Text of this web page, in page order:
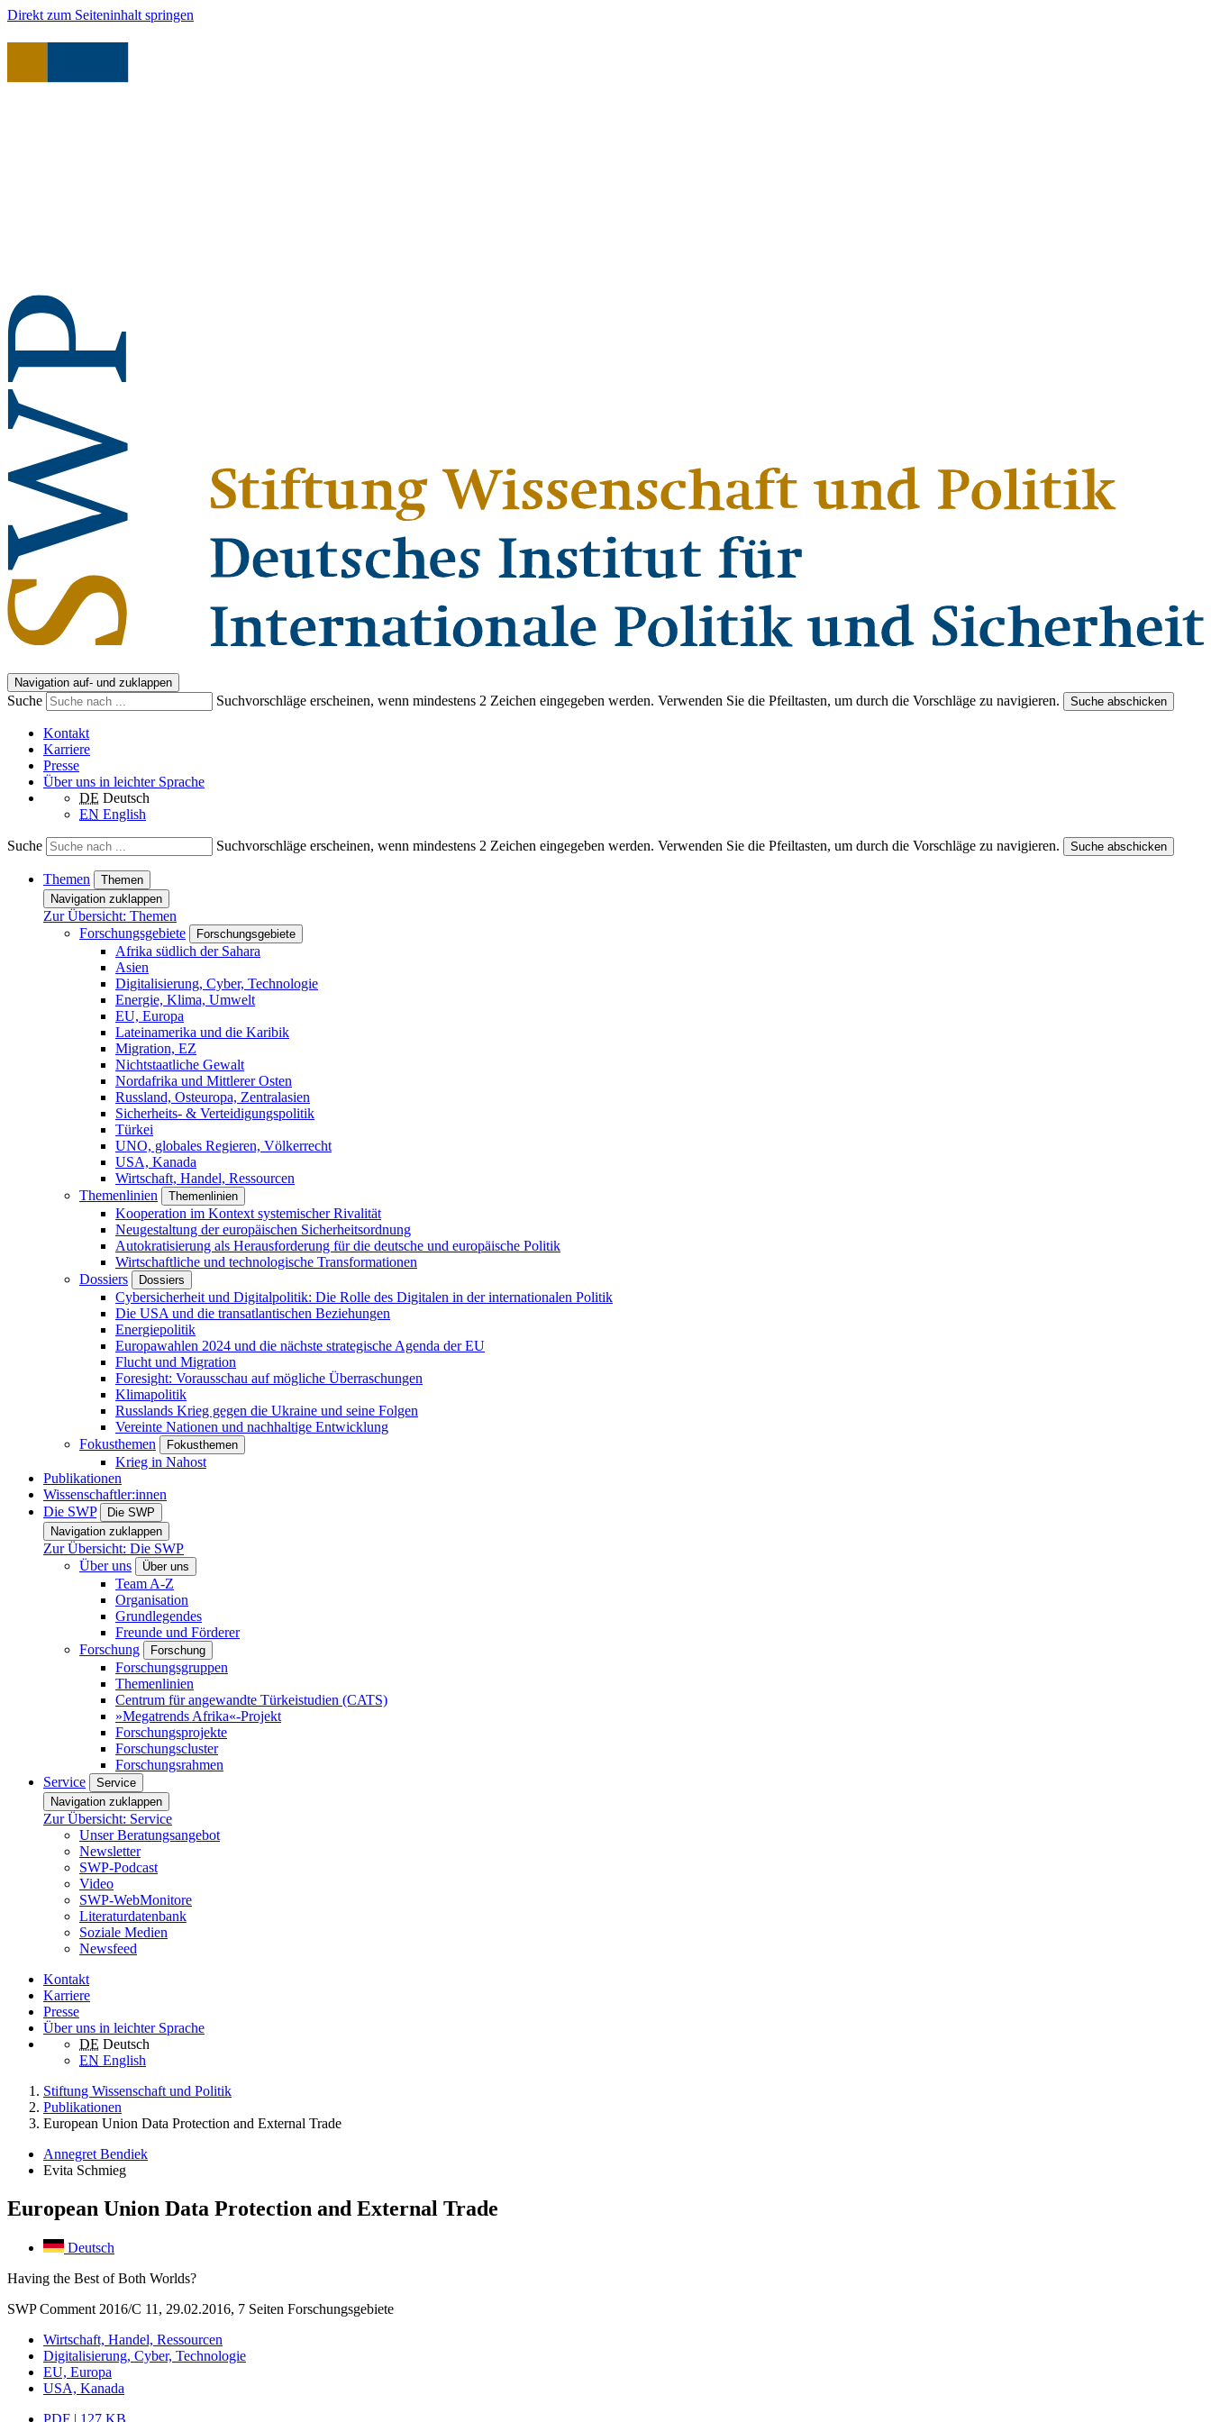
Direkt zum Seiteninhalt springen
Navigation auf- und zuklappen
Suche Suchvorschläge erscheinen, wenn mindestens 2 Zeichen eingegeben werden. Verwenden Sie die Pfeiltasten, um durch die Vorschläge zu navigieren. Suche abschicken
Kontakt
Karriere
Presse
Über uns in leichter Sprache
DE Deutsch
EN English
Suche Suchvorschläge erscheinen, wenn mindestens 2 Zeichen eingegeben werden. Verwenden Sie die Pfeiltasten, um durch die Vorschläge zu navigieren. Suche abschicken
Themen
Themen
Navigation zuklappen
Zur Übersicht: Themen
Forschungsgebiete
Forschungsgebiete
Afrika südlich der Sahara
Asien
Digitalisierung, Cyber, Technologie
Energie, Klima, Umwelt
EU, Europa
Lateinamerika und die Karibik
Migration, EZ
Nichtstaatliche Gewalt
Nordafrika und Mittlerer Osten
Russland, Osteuropa, Zentralasien
Sicherheits- & Verteidigungspolitik
Türkei
UNO, globales Regieren, Völkerrecht
USA, Kanada
Wirtschaft, Handel, Ressourcen
Themenlinien
Themenlinien
Kooperation im Kontext systemischer Rivalität
Neugestaltung der europäischen Sicherheitsordnung
Autokratisierung als Herausforderung für die deutsche und europäische Politik
Wirtschaftliche und technologische Transformationen
Dossiers
Dossiers
Cybersicherheit und Digitalpolitik: Die Rolle des Digitalen in der internationalen Politik
Die USA und die transatlantischen Beziehungen
Energiepolitik
Europawahlen 2024 und die nächste strategische Agenda der EU
Flucht und Migration
Foresight: Vorausschau auf mögliche Überraschungen
Klimapolitik
Russlands Krieg gegen die Ukraine und seine Folgen
Vereinte Nationen und nachhaltige Entwicklung
Fokusthemen
Fokusthemen
Krieg in Nahost
Publikationen
Wissenschaftler:innen
Die SWP
Die SWP
Navigation zuklappen
Zur Übersicht: Die SWP
Über uns
Über uns
Team A-Z
Organisation
Grundlegendes
Freunde und Förderer
Forschung
Forschung
Forschungsgruppen
Themenlinien
Centrum für angewandte Türkeistudien (CATS)
»Megatrends Afrika«-Projekt
Forschungsprojekte
Forschungscluster
Forschungsrahmen
Service
Service
Navigation zuklappen
Zur Übersicht: Service
Unser Beratungsangebot
Newsletter
SWP-Podcast
Video
SWP-WebMonitore
Literaturdatenbank
Soziale Medien
Newsfeed
Kontakt
Karriere
Presse
Über uns in leichter Sprache
DE Deutsch
EN English
Stiftung Wissenschaft und Politik
Publikationen
European Union Data Protection and External Trade
Annegret Bendiek
Evita Schmieg
European Union Data Protection and External Trade
Deutsch
Having the Best of Both Worlds?
SWP Comment 2016/C 11, 29.02.2016, 7 Seiten Forschungsgebiete
Wirtschaft, Handel, Ressourcen
Digitalisierung, Cyber, Technologie
EU, Europa
USA, Kanada